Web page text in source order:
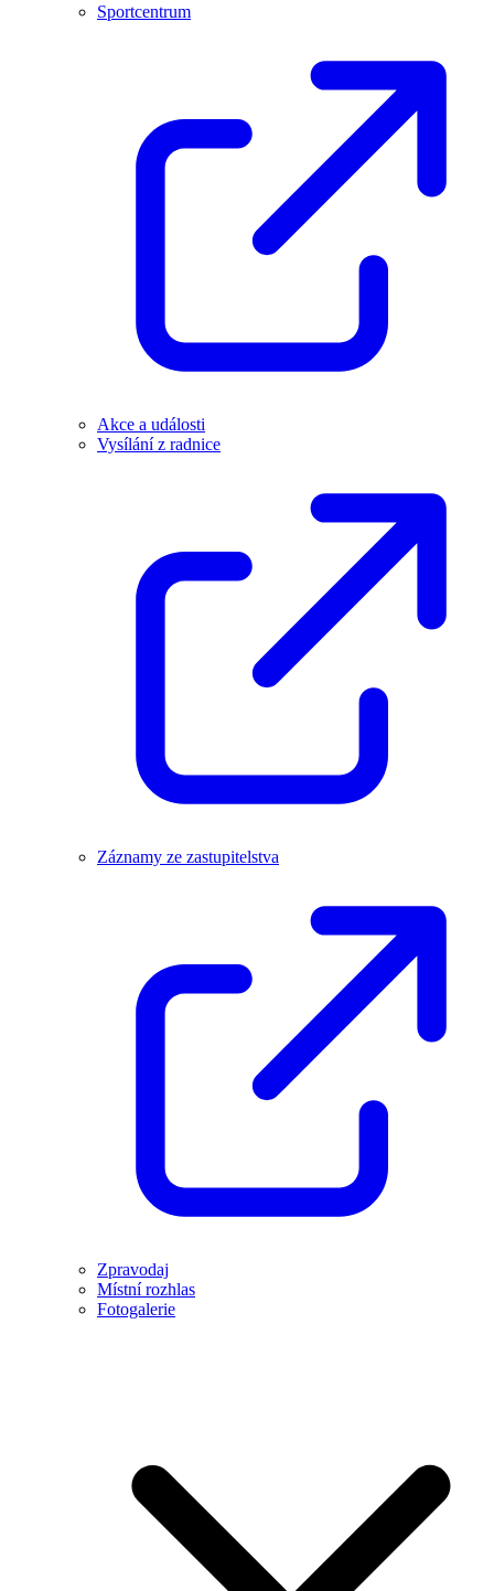
Sportcentrum
Akce a události
Vysílání z radnice
Záznamy ze zastupitelstva
Zpravodaj
Místní rozhlas
Fotogalerie